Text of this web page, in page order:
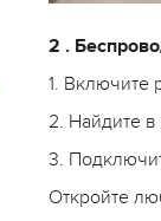
2 .
1. Включите
2. Найдите
3.
Откройте